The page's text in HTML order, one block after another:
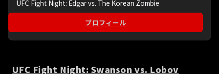
UFC Fight Night: Edgar vs. The Korean Zombie
プロフィール
UFC Fight Night: Swanson vs. Lobov